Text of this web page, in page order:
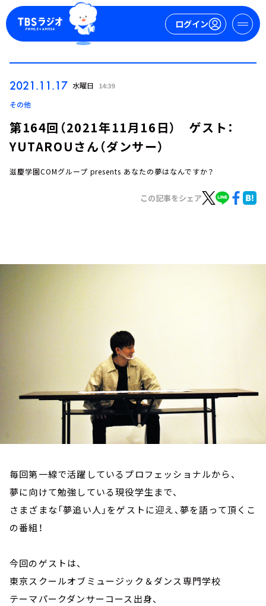
ログイン
お知らせ
イベント・グッズ
YouTube
会社情報
2021.11.17 水曜日 14:39
その他
第164回（2021年11月16日） ゲスト：
YUTAROUさん（ダンサー）
滋慶学園COMグループ presents あなたの夢はなんですか？
この記事をシェア
毎回第一線で活躍しているプロフェッショナルから、
夢に向けて勉強している現役学生まで、
さまざまな「夢追い人」をゲストに迎え、夢を語って頂くこ
の番組！
今回のゲストは、
東京スクールオブミュージック＆ダンス専門学校
テーマパークダンサーコース出身、